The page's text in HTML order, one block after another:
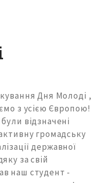
Дня Молоді ,
з усією Європою!
відзначені
громадську
державної
за свій
наш студент -